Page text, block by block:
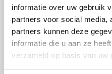
informatie over uw gebruik
partners voor social media,
partners kunnen deze
informatie die u aan ze
verzameld op basis van uw
Weekendesk Sarenza